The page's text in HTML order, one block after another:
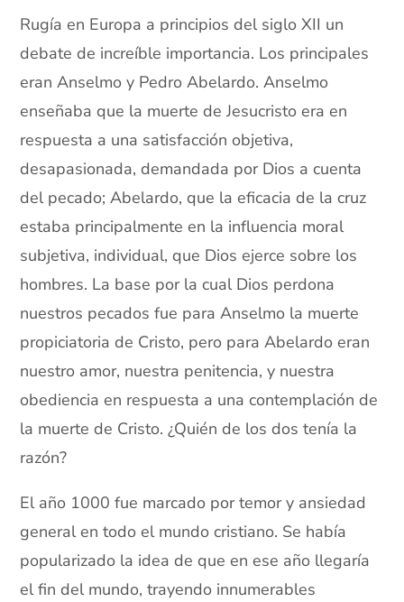
Rugía en Europa a principios del siglo XII un
debate de increíble importancia. Los principales
eran Anselmo y Pedro Abelardo. Anselmo
enseñaba que la muerte de Jesucristo era en
respuesta a una satisfacción objetiva,
desapasionada, demandada por Dios a cuenta
del pecado; Abelardo, que la eficacia de la cruz
estaba principalmente en la influencia moral
subjetiva, individual, que Dios ejerce sobre los
hombres. La base por la cual Dios perdona
nuestros pecados fue para Anselmo la muerte
propiciatoria de Cristo, pero para Abelardo eran
nuestro amor, nuestra penitencia, y nuestra
obediencia en respuesta a una contemplación de
la muerte de Cristo. ¿Quién de los dos tenía la
razón?
El año 1000 fue marcado por temor y ansiedad
general en todo el mundo cristiano. Se había
popularizado la idea de que en ese año llegaría
el fin del mundo, trayendo innumerables